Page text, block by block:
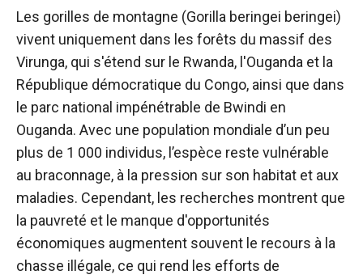
Les gorilles de montagne (Gorilla beringei beringei)
vivent uniquement dans les forêts du massif des
Virunga, qui s'étend sur le Rwanda, l'Ouganda et la
République démocratique du Congo, ainsi que dans
le parc national impénétrable de Bwindi en
Ouganda. Avec une population mondiale d’un peu
plus de 1 000 individus, l’espèce reste vulnérable
au braconnage, à la pression sur son habitat et aux
maladies. Cependant, les recherches montrent que
la pauvreté et le manque d'opportunités
économiques augmentent souvent le recours à la
chasse illégale, ce qui rend les efforts de